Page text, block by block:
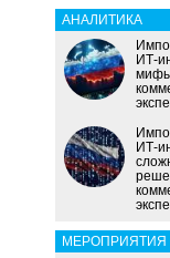
АНАЛИТИКА
ИТ-
мифы
ИТ-
МЕРОПРИЯТИЯ